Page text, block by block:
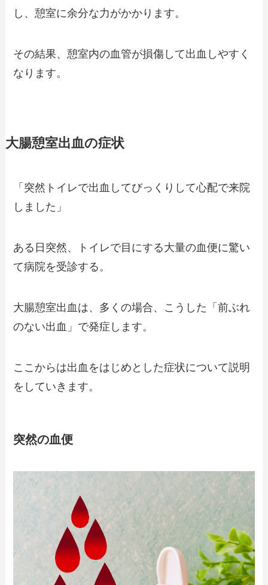
し、憩室に余分な力がかかります。
その結果、憩室内の血管が損傷して出血しやすく
なります。
大腸憩室出血の症状
「突然トイレで出血してびっくりして心配で来院
しました」
ある日突然、トイレで目にする大量の血便に驚い
て病院を受診する。
大腸憩室出血は、多くの場合、こうした「前ぶれ
のない出血」で発症します。
ここからは出血をはじめとした症状について説明
をしていきます。
突然の血便